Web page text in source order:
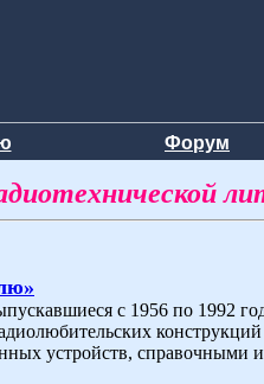
Форум
с 1956 по 1992
устройств, справочными